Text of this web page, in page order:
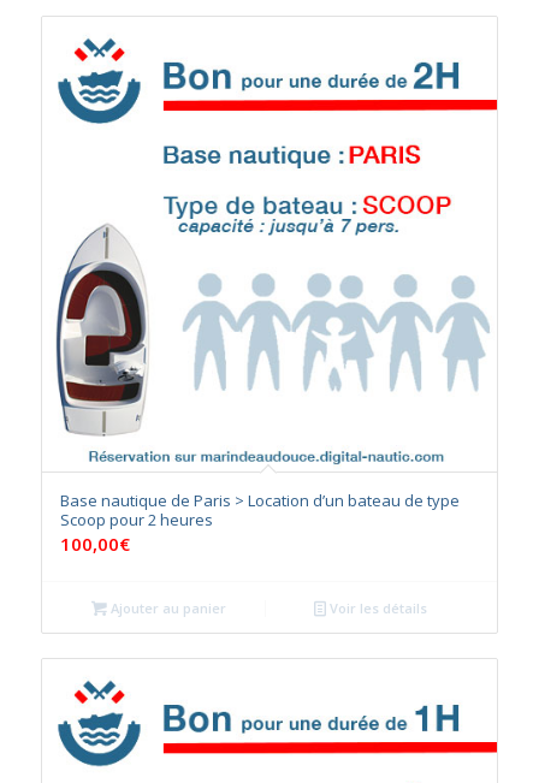
Base nautique de Paris > Location d’un bateau de type
Scoop pour 2 heures
100,00€
Ajouter au panier Voir les détails